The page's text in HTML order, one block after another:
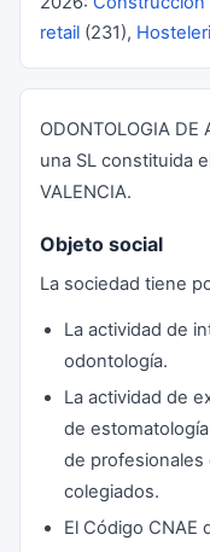
retail (231),
ODONTOLOGIA DE
una SL constituida
VALENCIA.
Objeto social
La sociedad tiene
La actividad de
odontología.
La actividad de
de
de
colegiados.
El Código CNAE